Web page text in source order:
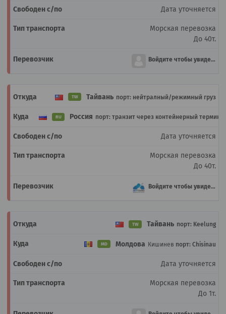
Дата уточняется
Морская перевозка
До 40т.
Войдите чтобы увидеть
TW Тайвань порт: нейтралный/режимный груз
RU Россия порт: транзит через контейнерный
Дата уточняется
Морская перевозка
До 40т.
Войдите чтобы увидеть
TW Тайвань порт: Keelung
MD Молдова Кишинев порт: Chisinau
Дата уточняется
Морская перевозка
До 1т.